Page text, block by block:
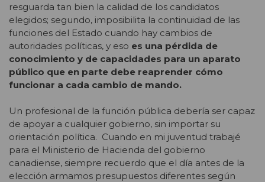
resguarda tan bien la calidad de los candidatos
elegidos; segundo, imposibilita la continuidad de las
funciones del Estado cuando hay cambios de
autoridades políticas, y eso es una pérdida de
conocimiento y de capacidades para un aparato
público que en parte debe reaprender cómo
funcionar a cada cambio de mando.
Un profesional de la función pública debería ser capaz
de apoyar a cualquier gobierno, sin importar su
orientación política. Cuando en mi juventud trabajé
para el Ministerio de Hacienda del gobierno
canadiense, siempre recuerdo que el día antes de la
elección armamos presupuestos diferentes según